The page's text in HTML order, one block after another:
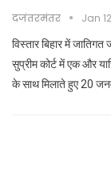
दजंतरमंतर Jan
विस्तार बिहार में
सुप्रीम कोर्ट में एक और
के साथ मिलाते हुए 20